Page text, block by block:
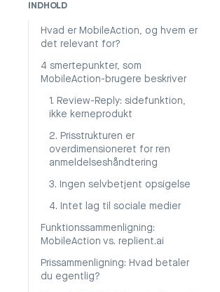
INDHOLD
Hvad er MobileAction, og hvem er
det relevant for?
4 smertepunkter, som
MobileAction-brugere beskriver
1. Review-Reply: sidefunktion,
ikke kerneprodukt
2. Prisstrukturen er
overdimensioneret for ren
anmeldelseshåndtering
3. Ingen selvbetjent opsigelse
4. Intet lag til sociale medier
Funktionssammenligning:
MobileAction vs. replient.ai
Prissammenligning: Hvad betaler
du egentlig?